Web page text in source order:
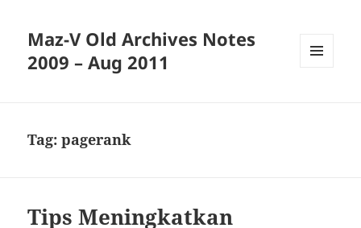
Maz-V Old Archives Notes
2009 – Aug 2011
Tag:pagerank
Tips Meningkatkan